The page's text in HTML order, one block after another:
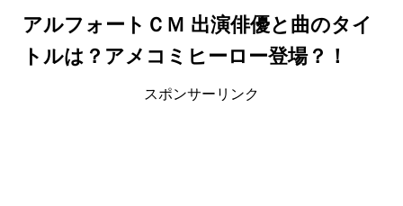
アルフォートＣＭ 出演俳優と曲のタイ
トルは？アメコミヒーロー登場？！
スポンサーリンク